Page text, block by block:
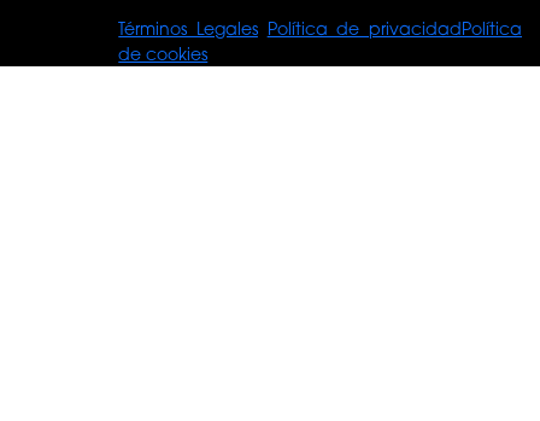
© Tours ForTérminos Legales Política de privacidadPolítica
de cookies